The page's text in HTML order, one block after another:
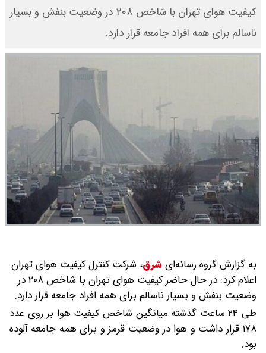
کیفیت هوای تهران با شاخص ۲۰۸ در وضعیت بنفش و بسیار
ناسالم برای همه افراد جامعه قرار دارد.
به گزارش گروه رسانه‌ایشرق، شرکت کنترل کیفیت هوای تهران
اعلام کرد: در حال حاضر کیفیت هوای تهران با شاخص ۲۰۸ در
وضعیت بنفش و بسیار ناسالم برای همه افراد جامعه قرار دارد.
طی ۲۴ ساعت گذشته میانگین شاخص کیفیت هوا بر روی عدد
۱۷۸ قرار داشت و هوا در وضعیت قرمز و برای همه جامعه آلوده
بود.